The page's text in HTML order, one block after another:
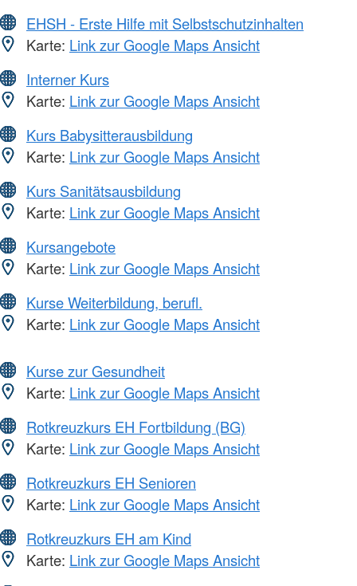
EHSH - Erste Hilfe mit Selbstschutzinhalten
Karte: Link zur Google Maps Ansicht
Interner Kurs
Karte: Link zur Google Maps Ansicht
Kurs Babysitterausbildung
Karte: Link zur Google Maps Ansicht
Kurs Sanitätsausbildung
Karte: Link zur Google Maps Ansicht
Kursangebote
Karte: Link zur Google Maps Ansicht
Kurse Weiterbildung, berufl.
Karte: Link zur Google Maps Ansicht
Kurse zur Gesundheit
Karte: Link zur Google Maps Ansicht
Rotkreuzkurs EH Fortbildung (BG)
Karte: Link zur Google Maps Ansicht
Rotkreuzkurs EH Senioren
Karte: Link zur Google Maps Ansicht
Rotkreuzkurs EH am Kind
Karte: Link zur Google Maps Ansicht